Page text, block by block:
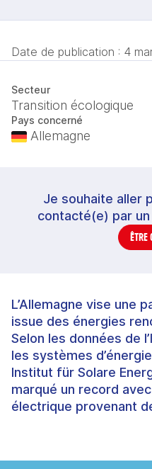
Date de publication : 4
Secteur
Transition écologique
Pays concerné
Allemagne
Je souhaite aller
contacté(e) par
ÊTRE
L’Allemagne vise une
issue des énergies
Selon les données de
les systèmes
Institut für Solare
marqué un record
électrique provenant